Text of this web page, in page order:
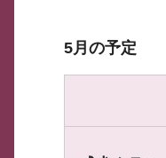
5月の予定